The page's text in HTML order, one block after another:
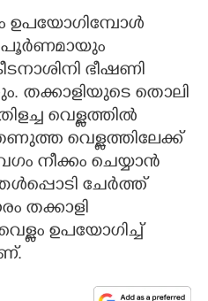
ഉപയോഗിമ്പോൾ
പൂർണമായും
ഭീഷണി
തക്കാളിയുടെ തൊലി
വെള്ളത്തിൽ
തണുത്ത വെള്ളത്തിലേക്ക്
നീക്കം ചെയ്യാൻ
ചേർത്ത്
തക്കാളി
ഉപയോഗിച്ച്